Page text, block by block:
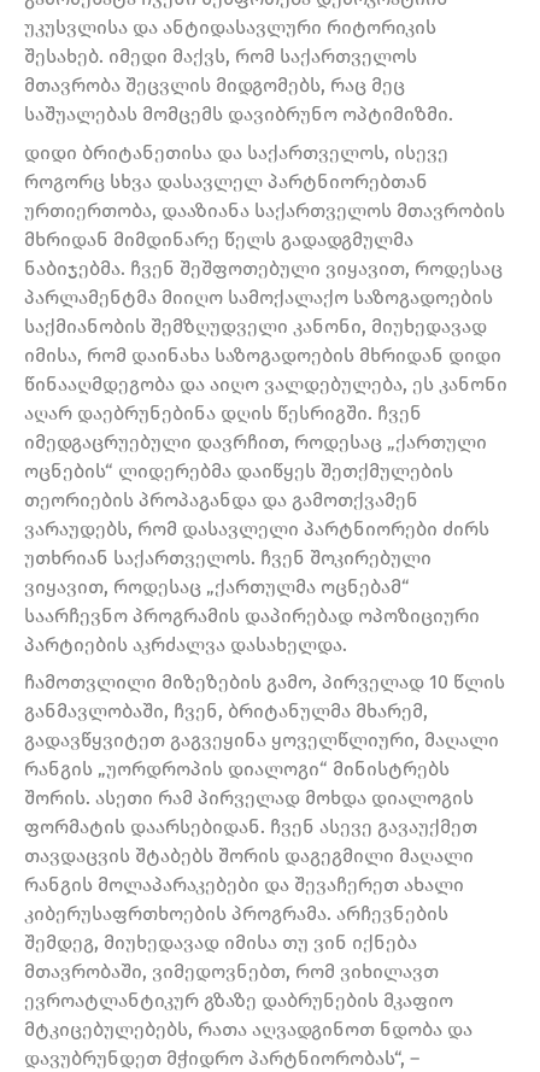
უკუსვლისა და ანტიდასავლური რიტორიკის
შესახებ. იმედი მაქვს, რომ საქართველოს
მთავრობა შეცვლის მიდგომებს, რაც მეც
საშუალებას მომცემს დავიბრუნო ოპტიმიზმი.
დიდი ბრიტანეთისა და საქართველოს, ისევე
როგორც სხვა დასავლელ პარტნიორებთან
ურთიერთობა, დააზიანა საქართველოს მთავრობის
მხრიდან მიმდინარე წელს გადადგმულმა
ნაბიჯებმა. ჩვენ შეშფოთებული ვიყავით, როდესაც
პარლამენტმა მიიღო სამოქალაქო საზოგადოების
საქმიანობის შემზღუდველი კანონი, მიუხედავად
იმისა, რომ დაინახა საზოგადოების მხრიდან დიდი
წინააღმდეგობა და აიღო ვალდებულება, ეს კანონი
აღარ დაებრუნებინა დღის წესრიგში. ჩვენ
იმედგაცრუებული დავრჩით, როდესაც „ქართული
ოცნების“ ლიდერებმა დაიწყეს შეთქმულების
თეორიების პროპაგანდა და გამოთქვამენ
ვარაუდებს, რომ დასავლელი პარტნიორები ძირს
უთხრიან საქართველოს. ჩვენ შოკირებული
ვიყავით, როდესაც „ქართულმა ოცნებამ“
საარჩევნო პროგრამის დაპირებად ოპოზიციური
პარტიების აკრძალვა დასახელდა.
ჩამოთვლილი მიზეზების გამო, პირველად 10 წლის
განმავლობაში, ჩვენ, ბრიტანულმა მხარემ,
გადავწყვიტეთ გაგვეყინა ყოველწლიური, მაღალი
რანგის „უორდროპის დიალოგი“ მინისტრებს
შორის. ასეთი რამ პირველად მოხდა დიალოგის
ფორმატის დაარსებიდან. ჩვენ ასევე გავაუქმეთ
თავდაცვის შტაბებს შორის დაგეგმილი მაღალი
რანგის მოლაპარაკებები და შევაჩერეთ ახალი
კიბერუსაფრთხოების პროგრამა. არჩევნების
შემდეგ, მიუხედავად იმისა თუ ვინ იქნება
მთავრობაში, ვიმედოვნებთ, რომ ვიხილავთ
ევროატლანტიკურ გზაზე დაბრუნების მკაფიო
მტკიცებულებებს, რათა აღვადგინოთ ნდობა და
დავუბრუნდეთ მჭიდრო პარტნიორობას“, –